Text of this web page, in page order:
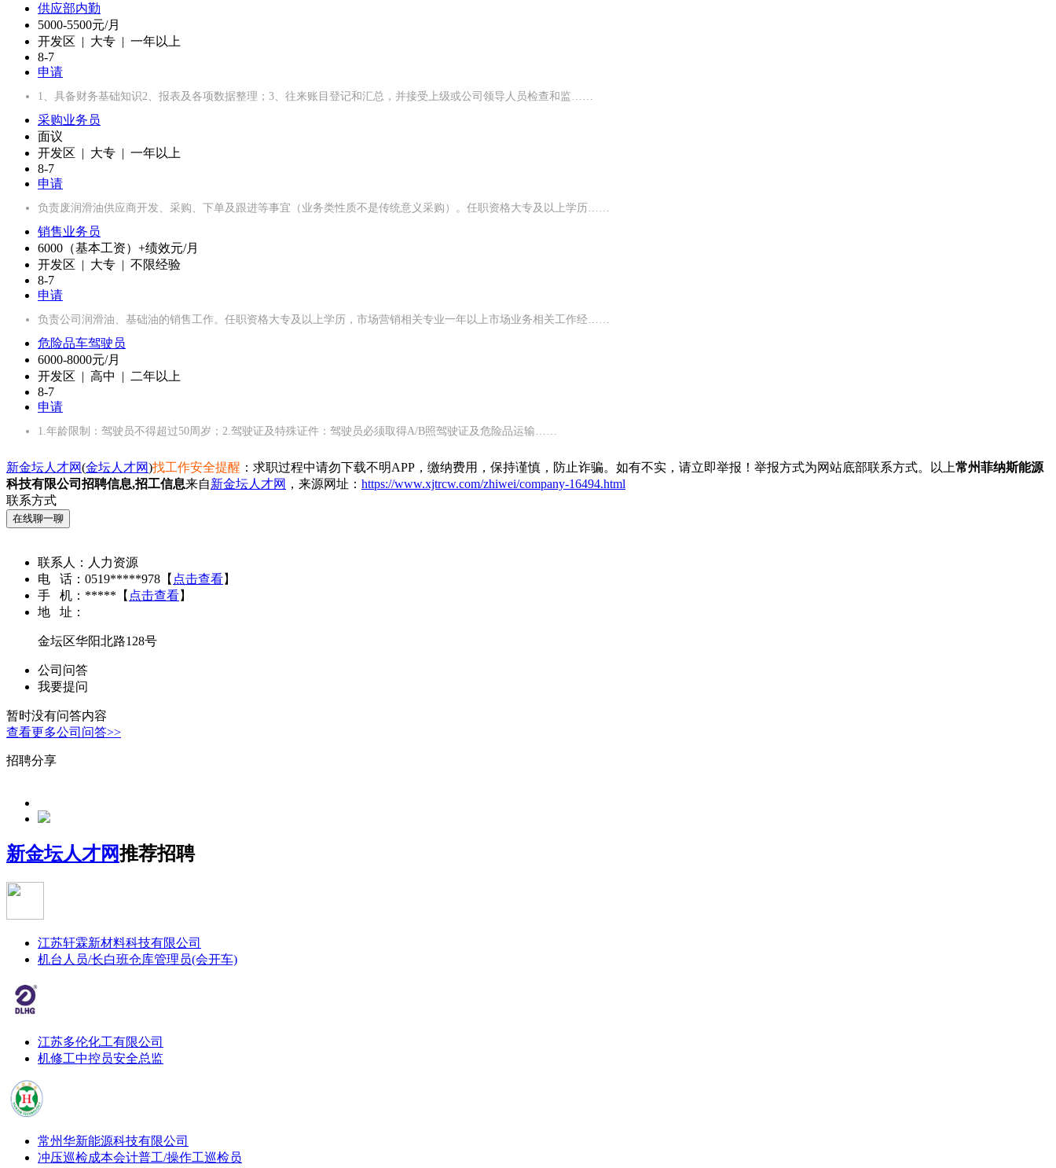
供应部内勤
5000-5500元/月
开发区 | 大专 | 一年以上
8-7
申请
1、具备财务基础知识2、报表及各项数据整理；3、往来账目登记和汇总，并接受上级或公司领导人员检查和监……
采购业务员
面议
开发区 | 大专 | 一年以上
8-7
申请
负责废润滑油供应商开发、采购、下单及跟进等事宜（业务类性质不是传统意义采购）。任职资格大专及以上学历……
销售业务员
6000（基本工资）+绩效元/月
开发区 | 大专 | 不限经验
8-7
申请
负责公司润滑油、基础油的销售工作。任职资格大专及以上学历，市场营销相关专业一年以上市场业务相关工作经……
危险品车驾驶员
6000-8000元/月
开发区 | 高中 | 二年以上
8-7
申请
1.年龄限制：驾驶员不得超过50周岁；2.驾驶证及特殊证件：驾驶员必须取得A/B照驾驶证及危险品运输……
新金坛人才网(金坛人才网)找工作安全提醒 ：求职过程中请勿下载不明APP，缴纳费用，保持谨慎，防止诈骗。如有不实，请立即举报！举报方式为网站底部联系方式。以上常州菲纳斯能源
科技有限公司招聘信息,招工信息来自新金坛人才网 ，来源网址： https://www.xjtrcw.com/zhiwei/company-16494.html
联系方式
在线聊一聊
联系人： 人力资源
电 话： 0519*****978 【 点击查看】
手 机： ***** 【 点击查看】
地 址：
金坛区华阳北路128号
公司问答
我要提问
暂时没有问答内容
查看更多公司问答>>
招聘分享
新金坛人才网推荐招聘
江苏轩霖新材料科技有限公司
机台人员/长白班仓库管理员(会开车)
江苏多伦化工有限公司
机修工中控员安全总监
常州华新能源科技有限公司
冲压巡检成本会计普工/操作工巡检员